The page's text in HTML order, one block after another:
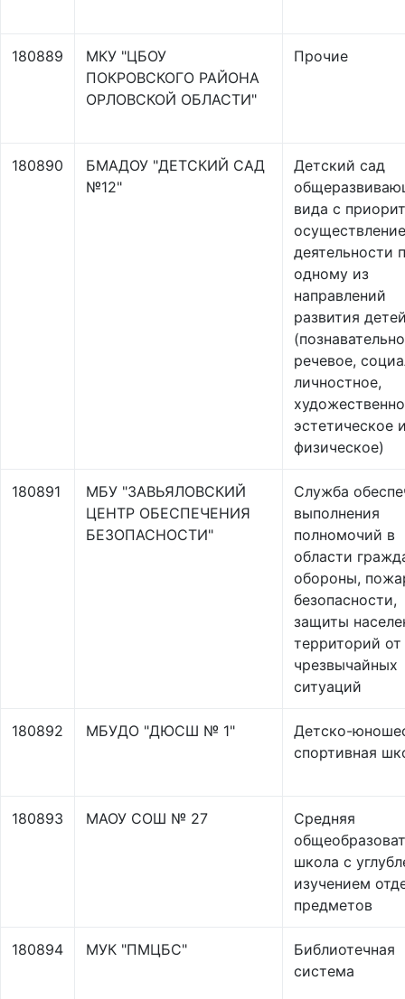
180889
МКУ "ЦБОУ
ПОКРОВСКОГО РАЙОНА
ОРЛОВСКОЙ ОБЛАСТИ"
Прочие
180890
БМАДОУ "ДЕТСКИЙ САД
№12"
Детский сад
вида с
деятельности
одному из
направлений
развития
речевое,
личностное,
эстетическое
физическое)
180891
МБУ "ЗАВЬЯЛОВСКИЙ
ЦЕНТР ОБЕСПЕЧЕНИЯ
БЕЗОПАСНОСТИ"
Служба
выполнения
полномочий в
области
обороны,
безопасности,
защиты
территорий от
чрезвычайных
ситуаций
180892 МБУДО "ДЮСШ № 1"
Детско-
спортивная
180893 МАОУ СОШ № 27
Средняя
школа с
изучением
предметов
180894 МУК "ПМЦБС"
Библиотечная
система